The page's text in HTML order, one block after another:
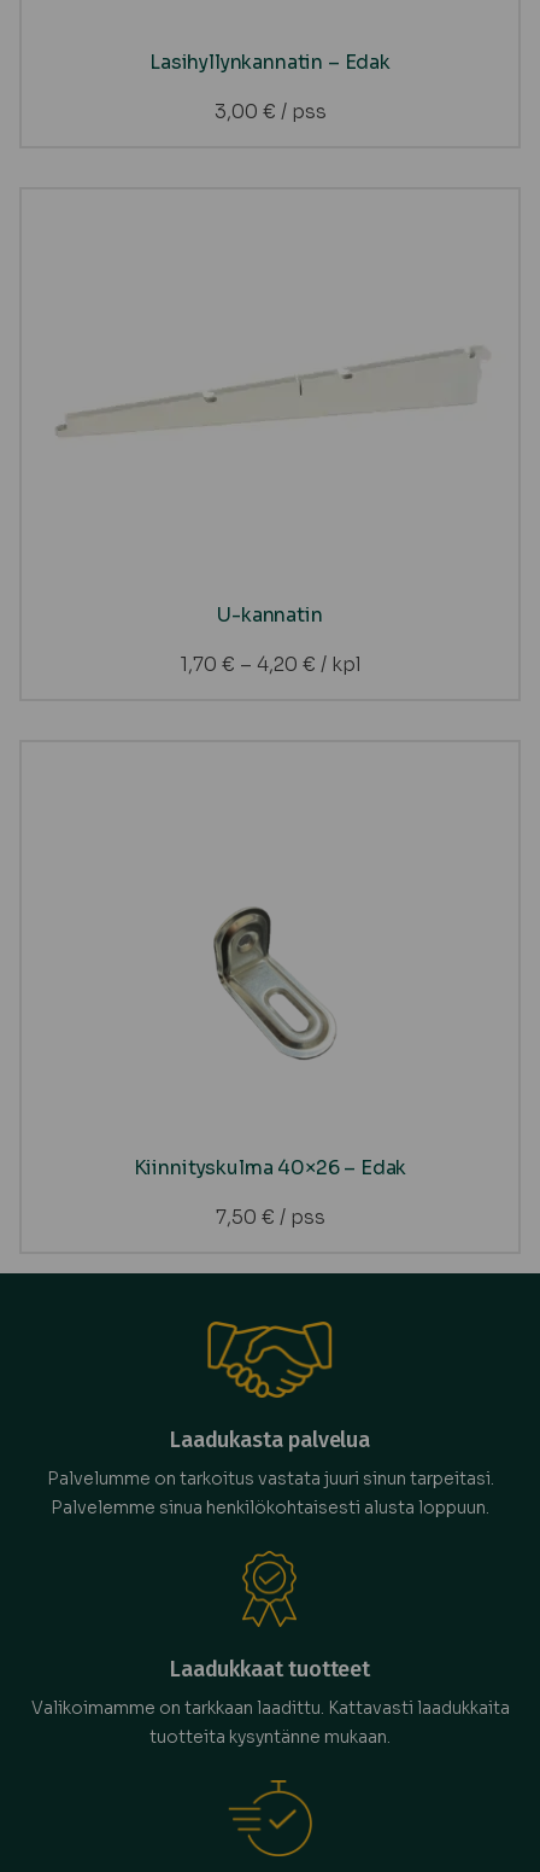
Lasihyllynkannatin – Edak
3,00 € / pss
U-kannatin
1,70 € – 4,20 € / kpl
Kiinnityskulma 40×26 – Edak
7,50 € / pss
Laadukasta palvelua
Palvelumme on tarkoitus vastata juuri sinun tarpeitasi.
Palvelemme sinua henkilökohtaisesti alusta loppuun.
Laadukkaat tuotteet
Valikoimamme on tarkkaan laadittu. Kattavasti laadukkaita
tuotteita kysyntänne mukaan.